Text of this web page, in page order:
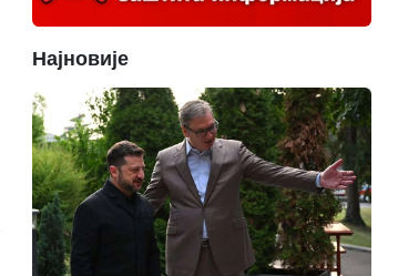
Најновије